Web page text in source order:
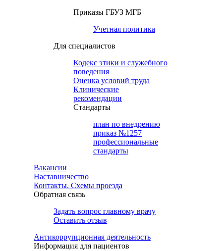
Приказы ГБУЗ МГБ
Учетная политика
Для специалистов
Кодекс этики и служебного
поведения
Оценка условий труда
Клинические
рекомендации
Cтандарты
план по внедрению
приказ №1257
профессиональные
стандарты
Вакансии
Наставничество
Контакты. Схемы проезда
Обратная связь
Задать вопрос главному врачу
Оставить отзыв
Антикоррупционная деятельность
Информация для пациентов